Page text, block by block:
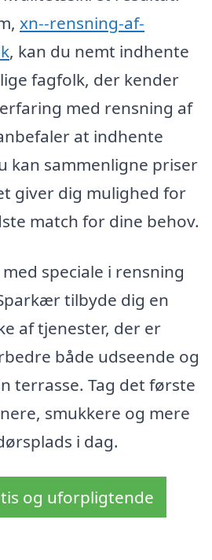
xn--rensning-af-
, kan du nemt indhente
fagfolk, der kender
med rensning af
at indhente
kan sammenligne priser
giver dig mulighed for
match for dine behov.
speciale i rensning
tilbyde dig en
af tjenester, der er
både udseende og
terrasse. Tag det første
smukkere og mere
i dag.
og uforpligtende